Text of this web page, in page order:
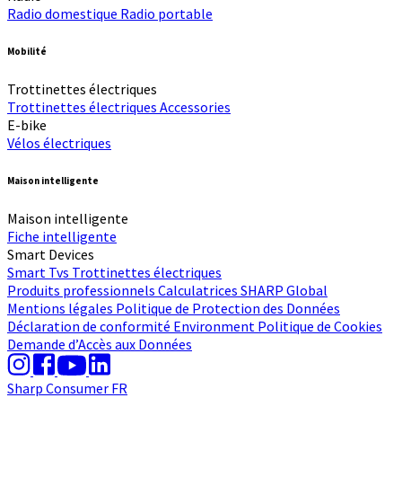
Radio domestique Radio portable
Mobilité
Trottinettes électriques
Trottinettes électriques Accessories
E-bike
Vélos électriques
Maison intelligente
Maison intelligente
Fiche intelligente
Smart Devices
Smart Tvs Trottinettes électriques
Produits professionnels Calculatrices SHARP Global
Mentions légales Politique de Protection des Données
Déclaration de conformité Environment Politique de Cookies
Demande d’Accès aux Données
Sharp Consumer FR